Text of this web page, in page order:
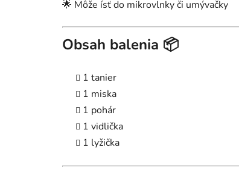
🌟 Môže ísť do mikrovlnky či umývačky
Obsah balenia 📦
1 tanier
1 miska
1 pohár
1 vidlička
1 lyžička